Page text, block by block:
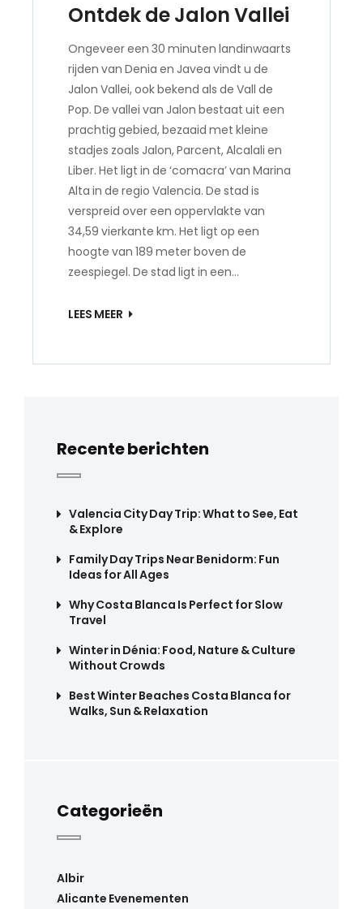
Ontdek de Jalon Vallei
Ongeveer een 30 minuten landinwaarts
rijden van Denia en Javea vindt u de
Jalon Vallei, ook bekend als de Vall de
Pop. De vallei van Jalon bestaat uit een
prachtig gebied, bezaaid met kleine
stadjes zoals Jalon, Parcent, Alcalali en
Liber. Het ligt in de ‘comacra’ van Marina
Alta in de regio Valencia. De stad is
verspreid over een oppervlakte van
34,59 vierkante km. Het ligt op een
hoogte van 189 meter boven de
zeespiegel. De stad ligt in een…
LEES MEER
Recente berichten
Valencia City Day Trip: What to See, Eat
& Explore
Family Day Trips Near Benidorm: Fun
Ideas for All Ages
Why Costa Blanca Is Perfect for Slow
Travel
Winter in Dénia: Food, Nature & Culture
Without Crowds
Best Winter Beaches Costa Blanca for
Walks, Sun & Relaxation
Categorieën
Albir
Alicante Evenementen